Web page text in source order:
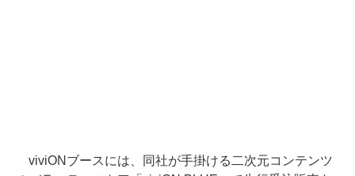
viviONブースには、同社が手掛ける二次元コンテンツ